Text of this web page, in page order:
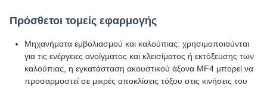
Πρόσθετοι τομείς εφαρμογής
Μηχανήματα εμβολιασμού και καλούπιας: χρησιμοποιούνται
για τις ενέργειες ανοίγματος και κλεισίματος ή εκτόξευσης των
καλούπιας, η εγκατάσταση ακουστικού άξονα MF4 μπορεί να
προσαρμοστεί σε μικρές αποκλίσεις τόξου στις κινήσεις του